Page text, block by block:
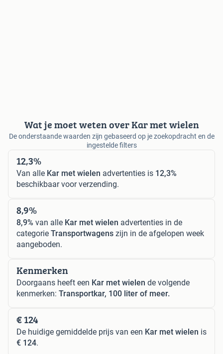
Wat je moet weten over Kar met wielen
De onderstaande waarden zijn gebaseerd op je zoekopdracht en de
ingestelde filters
12,3%
Van alle Kar met wielen advertenties is 12,3%
beschikbaar voor verzending.
8,9%
8,9% van alle Kar met wielen advertenties in de
categorie Transportwagens zijn in de afgelopen week
aangeboden.
Kenmerken
Doorgaans heeft een Kar met wielen de volgende
kenmerken: Transportkar, 100 liter of meer.
€ 124
De huidige gemiddelde prijs van een Kar met wielen is
€ 124.